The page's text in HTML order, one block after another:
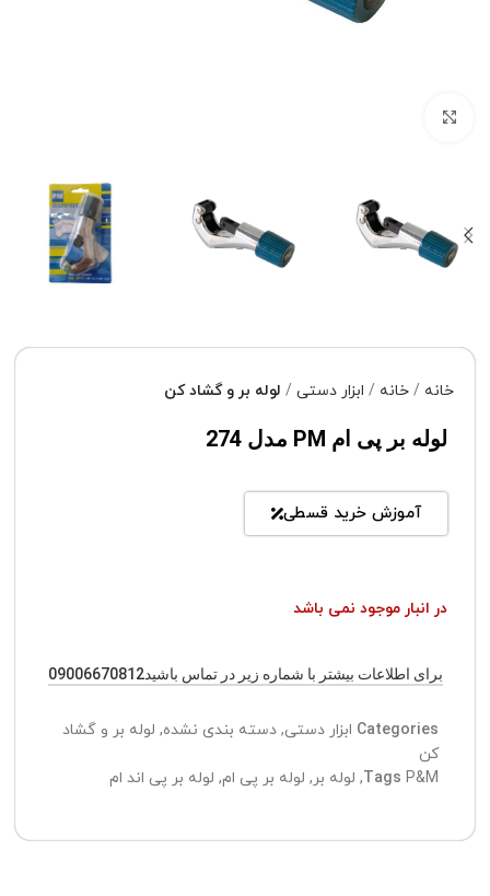
خانه خانه ابزار دستی لوله بر و گشاد کن
لوله بر پی ام PM مدل 274
آموزش خرید قسطی
در انبار موجود نمی باشد
برای اطلاعات بیشتر با شماره زیر در تماس باشید09006670812
Categories ابزار دستی, دسته بندی نشده, لوله بر و گشاد
کن
Tags P&M
, لوله بر, لوله بر پی ام, لوله بر پی اند ام